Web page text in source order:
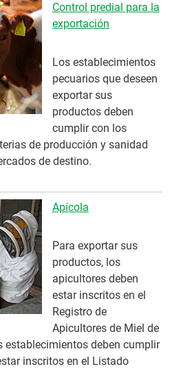
Control predial para la
exportación
Los establecimientos
pecuarios que deseen
exportar sus
productos deben
cumplir con los
de producción y sanidad
de destino.
Apícola
Para exportar sus
productos, los
apicultores deben
estar inscritos en el
Registro de
Apicultores de Miel de
establecimientos deben cumplir
inscritos en el Listado